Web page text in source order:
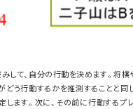
して、自分の行動を決めます。将棋
どう行動するかを推測することと同
ます。次に、その前に行動するプ